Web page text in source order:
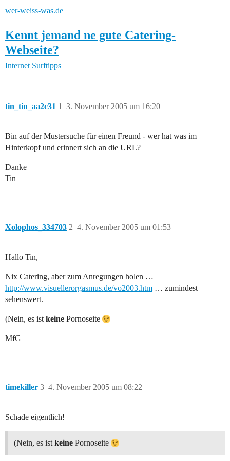
wer-weiss-was.de
Kennt jemand ne gute Catering-
Webseite?
Internet Surftipps
tin_tin_aa2c31 3. November 2005 um 16:20
1
Bin auf der Mustersuche für einen Freund - wer hat was im
Hinterkopf und erinnert sich an die URL?
Danke
Tin
Xolophos_334703 4. November 2005 um 01:53
2
Hallo Tin,
Nix Catering, aber zum Anregungen holen …
http://www.visuellerorgasmus.de/vo2003.htm … zumindest
sehenswert.
(Nein, es ist keine Pornoseite
MfG
timekiller 4. November 2005 um 08:22
3
Schade eigentlich!
(Nein, es ist keine Pornoseite